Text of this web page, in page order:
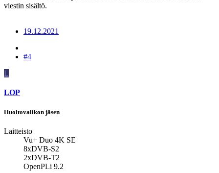
viestin sisältö.
19.12.2021
#4
L
LOP
Huoltovalikon jäsen
Laitteisto
Vu+ Duo 4K SE
8xDVB-S2
2xDVB-T2
OpenPLi 9.2